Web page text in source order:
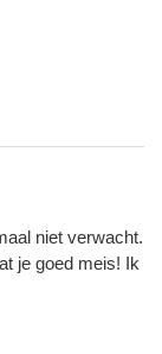
niet verwacht.
je goed meis! Ik